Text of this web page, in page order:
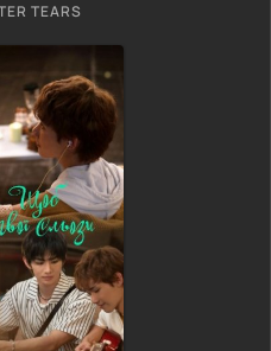
TEARS